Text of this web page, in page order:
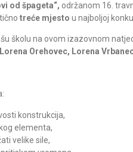
od špageta“, održanom 16.
treće mjesto u najboljoj
školu na ovom izazovnom
Orehovec, Lorena
konstrukcija,
elementa,
velike sile,